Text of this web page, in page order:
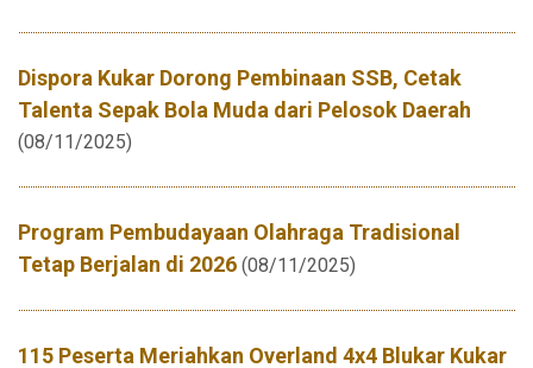
Dispora Kukar Dorong Pembinaan SSB, Cetak
Talenta Sepak Bola Muda dari Pelosok Daerah
(08/11/2025)
Program Pembudayaan Olahraga Tradisional
Tetap Berjalan di 2026 (08/11/2025)
115 Peserta Meriahkan Overland 4x4 Blukar Kukar